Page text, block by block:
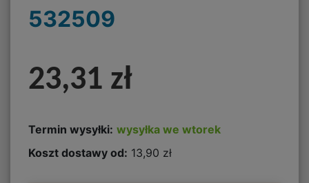
532509
23,31 zł
Termin wysyłki: wysyłka we wtorek
Koszt dostawy od: 13,90 zł